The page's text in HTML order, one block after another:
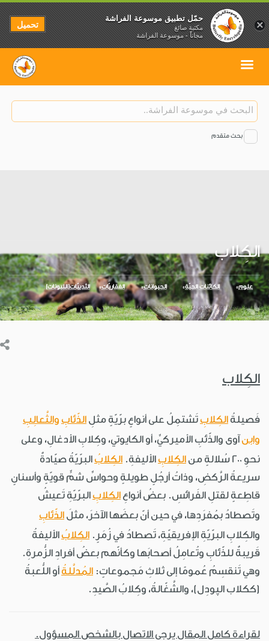
بحث متقدم
الكِلاب
علوم الكائنات الحيّة الحيوانات الفقاريّات الثدييّات(اللبونات)
الكِلاب
فَصيلةُ الكِلابِتَشتمِلُ على أنواعٍ برّيّةٍ مثلِ الذّئابِ والثَّعالِبِ
وابنآوى والذّئبِ الأميركيِّ، أو الكايوتي، وكِلابِ الأدغالِ، وعلى
نحوِ 200 سُلالةٍ من
الكِلابِالأليفةِ. الكِلابُالبرّيّةُ صيّادةٌ
سريعةُ الرَّكضِ، وذاتُ أرجُلٍ طويلةٍ وحواسِّ شمٍّ قويّةٍ وأسنانٍ
قاطِعةٍ لقتلِ الفَرائسِ. بعضُ أنواعِ الكِلابِالبرّيّةِ تَعيشُ
وتَصطادُ بمُفرَدِها، في حين أنّ بعضَها الآخرَ، مثلَ الذّئابِ
والكِلابِ البرّيّةِ الإفريقيّةِ، تَصطادُ في زُمَرٍ. الكِلابُالأليفةُ
قَريبةٌ للذّئابِ وتُعامِلُ أصحابَها وكأنّهم بعضُ أفرادِ الزُّمرةِ.
وهي تَنقسِمُ عُمومًا إلى ثلاثِ مَجموعاتٍ: المُدلَّلةُ أو اللُّعبةُ
(ككلاب الپودِل)، والشَّغّالةُ، وكِلابُ الصَّيدِ.
لقراءة كامل المقال يرجى الاتصال بالشخص المسؤول.
×
حمّل تطبيق موسوعة الفراشة
مكتبة صائغ
مجاناً - موسوعة الفراشة
تحميل